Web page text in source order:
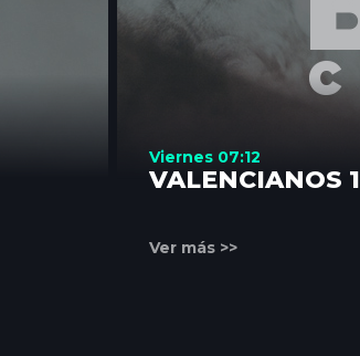
Viernes 07:12
VALENCIANOS
Ver más >>